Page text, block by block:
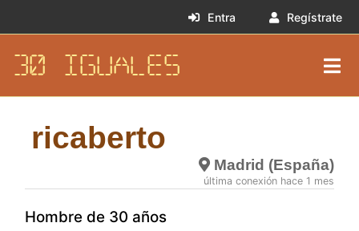
Entra Regístrate
30 IGUALES
ricaberto
Madrid (España)
última conexión hace 1 mes
Hombre de 30 años